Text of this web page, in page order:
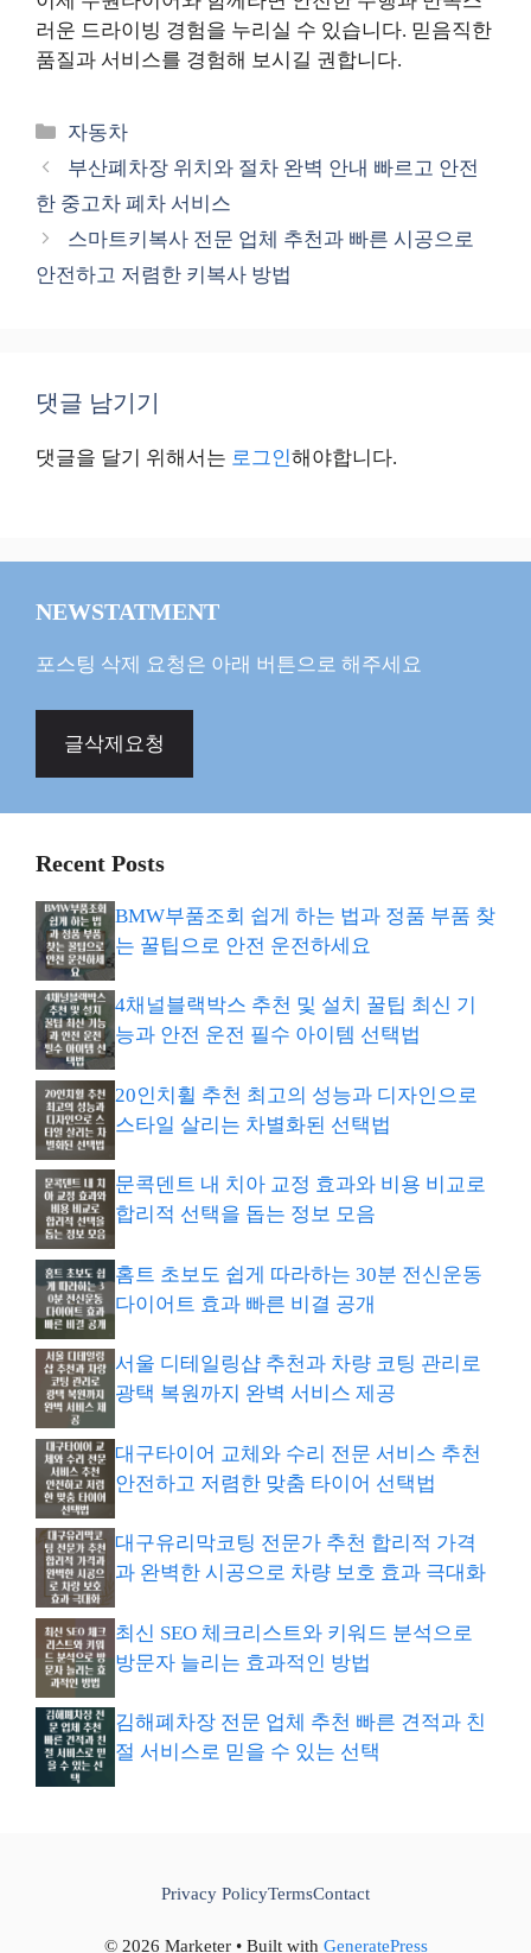
러운 드라이빙 경험을 누리실 수 있습니다. 믿음직한
품질과 서비스를 경험해 보시길 권합니다.
카
테
리
자동차
부산폐차장 위치와 절차 완벽 안내 빠르고 안전
한 중고차 폐차 서비스
스마트키복사 전문 업체 추천과 빠른 시공으로
안전하고 저렴한 키복사 방법
댓글 남기기
댓글을 달기 위해서는 로그인해야합니다.
NEWSTATMENT
포스팅 삭제 요청은 아래 버튼으로 해주세요
글삭제요청
Recent Posts
BMW부품조회 쉽게 하는 법과 정품 부품 찾
는 꿀팁으로 안전 운전하세요
4채널블랙박스 추천 및 설치 꿀팁 최신 기
능과 안전 운전 필수 아이템 선택법
20인치휠 추천 최고의 성능과 디자인으로
스타일 살리는 차별화된 선택법
문콕덴트 내 치아 교정 효과와 비용 비교로
합리적 선택을 돕는 정보 모음
홈트 초보도 쉽게 따라하는 30분 전신운동
다이어트 효과 빠른 비결 공개
서울 디테일링샵 추천과 차량 코팅 관리로
광택 복원까지 완벽 서비스 제공
대구타이어 교체와 수리 전문 서비스 추천
안전하고 저렴한 맞춤 타이어 선택법
대구유리막코팅 전문가 추천 합리적 가격
과 완벽한 시공으로 차량 보호 효과 극대화
최신 SEO 체크리스트와 키워드 분석으로
방문자 늘리는 효과적인 방법
김해폐차장 전문 업체 추천 빠른 견적과 친
절 서비스로 믿을 수 있는 선택
© 2026 Marketer • Built with GeneratePress
Privacy PolicyTermsContact